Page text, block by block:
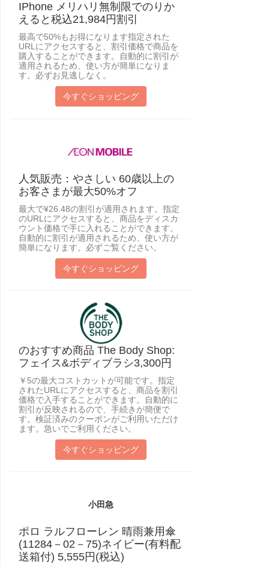
IPhone メリハリ無制限でのりか
えると税込21,984円割引
最高で50%もお得になります指定された
URLにアクセスすると、割引価格で商品を
購入することができます。自動的に割引が
適用されるため、使い方が簡単になりま
す。必ずお見逃しなく。
今すぐショッピング
人気販売：やさしい 60歳以上の
お客さまが最大50%オフ
最大で¥26.48の割引が適用されます。指定
のURLにアクセスすると、商品をディスカ
ウント価格で手に入れることができます。
自動的に割引が適用されるため、使い方が
簡単になります。必ずご覧ください。
今すぐショッピング
のおすすめ商品 The Body Shop:
フェイス&ボディブラシ3,300円
￥5の最大コストカットが可能です。指定
されたURLにアクセスすると、商品を割引
価格で入手することができます。自動的に
割引が反映されるので、手続きが簡便で
す。検証済みのクーポンがご利用いただけ
ます。急いでご利用ください。
今すぐショッピング
小田急
ポロ ラルフローレン 晴雨兼用傘
(11284－02－75)ネイビー(有料配
送箱付) 5,555円(税込)